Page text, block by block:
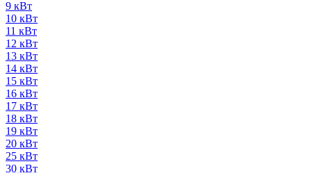
9 кВт
10 кВт
11 кВт
12 кВт
13 кВт
14 кВт
15 кВт
16 кВт
17 кВт
18 кВт
19 кВт
20 кВт
25 кВт
30 кВт